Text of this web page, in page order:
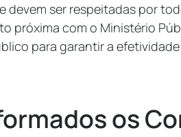
devem ser respeitadas por
próxima com o Ministério
para garantir a
os